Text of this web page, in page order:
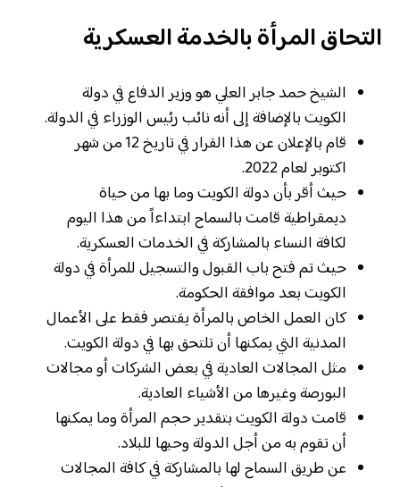
التحاق المرأة بالخدمة العسكرية
الشيخ حمد جابر العلي هو وزير الدفاع في دولة
الكويت بالإضافة إلى أنه نائب رئيس الوزراء في الدولة.
قام بالإعلان عن هذا القرار في تاريخ 12 من شهر
اكتوبر لعام 2022.
حيث أقر بأن دولة الكويت وما بها من حياة
ديمقراطية قامت بالسماح ابتداءاً من هذا اليوم
لكافة النساء بالمشاركة في الخدمات العسكرية.
حيث تم فتح باب القبول والتسجيل للمرأة في دولة
الكويت بعد موافقة الحكومة.
كان العمل الخاص بالمرأة يقتصر فقط على الأعمال
المدنية التي يمكنها أن تلتحق بها في دولة الكويت.
مثل المجالات العادية في بعض الشركات أو مجالات
البورصة وغيرها من الأشياء العادية.
قامت دولة الكويت بتقدير حجم المرأة وما يمكنها
أن تقوم به من أجل الدولة وحبها للبلاد.
عن طريق السماح لها بالمشاركة في كافة المجالات